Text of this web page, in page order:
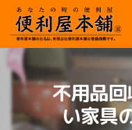
不用品
い家具